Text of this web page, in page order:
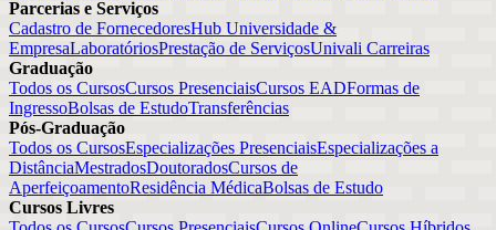
Parcerias e Serviços
Cadastro de FornecedoresHub Universidade &
EmpresaLaboratóriosPrestação de ServiçosUnivali Carreiras
Graduação
Todos os CursosCursos PresenciaisCursos EADFormas de
IngressoBolsas de EstudoTransferências
Pós-Graduação
Todos os CursosEspecializações PresenciaisEspecializações a
DistânciaMestradosDoutoradosCursos de
AperfeiçoamentoResidência MédicaBolsas de Estudo
Cursos Livres